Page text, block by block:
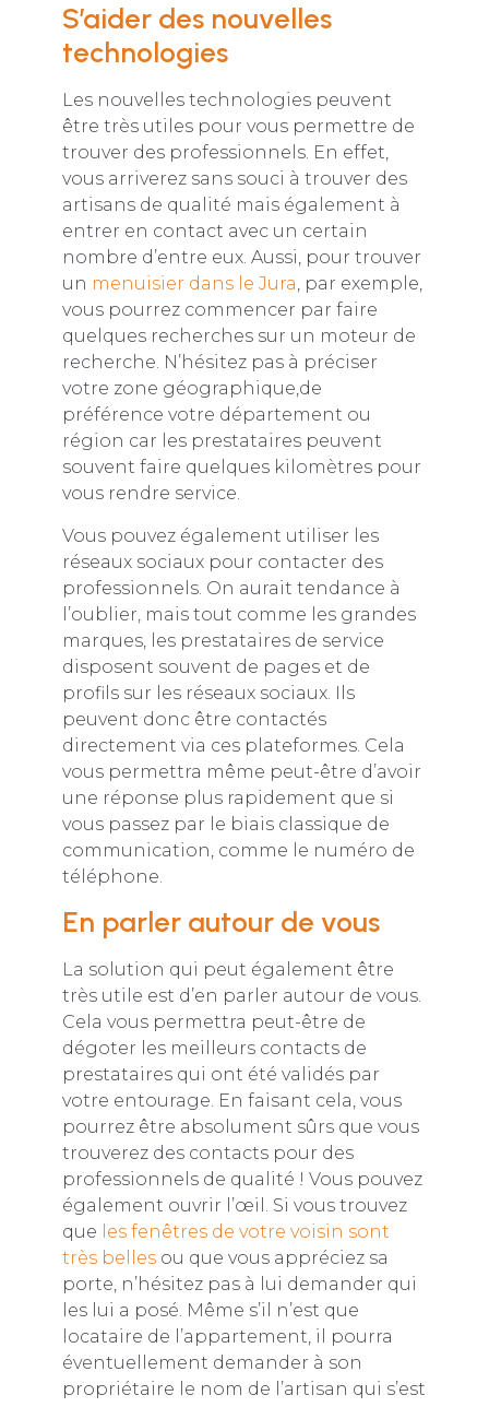
S’aider des nouvelles
technologies
Les nouvelles technologies peuvent
être très utiles pour vous permettre de
trouver des professionnels. En effet,
vous arriverez sans souci à trouver des
artisans de qualité mais également à
entrer en contact avec un certain
nombre d’entre eux. Aussi, pour trouver
un menuisier dans le Jura, par exemple,
vous pourrez commencer par faire
quelques recherches sur un moteur de
recherche. N’hésitez pas à préciser
votre zone géographique,de
préférence votre département ou
région car les prestataires peuvent
souvent faire quelques kilomètres pour
vous rendre service.
Vous pouvez également utiliser les
réseaux sociaux pour contacter des
professionnels. On aurait tendance à
l’oublier, mais tout comme les grandes
marques, les prestataires de service
disposent souvent de pages et de
profils sur les réseaux sociaux. Ils
peuvent donc être contactés
directement via ces plateformes. Cela
vous permettra même peut-être d’avoir
une réponse plus rapidement que si
vous passez par le biais classique de
communication, comme le numéro de
téléphone.
En parler autour de vous
La solution qui peut également être
très utile est d’en parler autour de vous.
Cela vous permettra peut-être de
dégoter les meilleurs contacts de
prestataires qui ont été validés par
votre entourage. En faisant cela, vous
pourrez être absolument sûrs que vous
trouverez des contacts pour des
professionnels de qualité ! Vous pouvez
également ouvrir l’œil. Si vous trouvez
que les fenêtres de votre voisin sont
très bellesou que vous appréciez sa
porte, n’hésitez pas à lui demander qui
les lui a posé. Même s’il n’est que
locataire de l’appartement, il pourra
éventuellement demander à son
propriétaire le nom de l’artisan qui s’est